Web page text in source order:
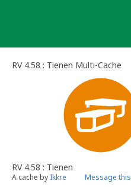
RV 4.58 : Tienen Multi-Cache
RV 4.58 : Tienen
A cache by Ikkre Message